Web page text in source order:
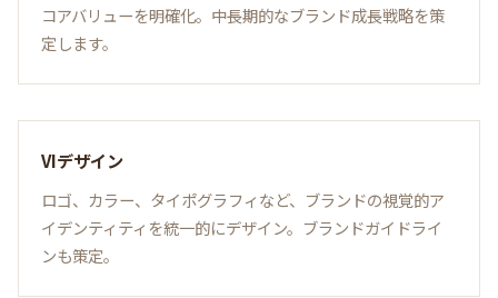
コアバリューを明確化。中長期的なブランド成長戦略を策
定します。
VIデザイン
ロゴ、カラー、タイポグラフィなど、ブランドの視覚的ア
イデンティティを統一的にデザイン。ブランドガイドライ
ンも策定。